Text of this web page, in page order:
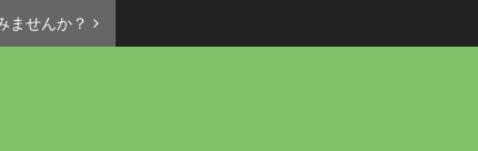
ませんか？